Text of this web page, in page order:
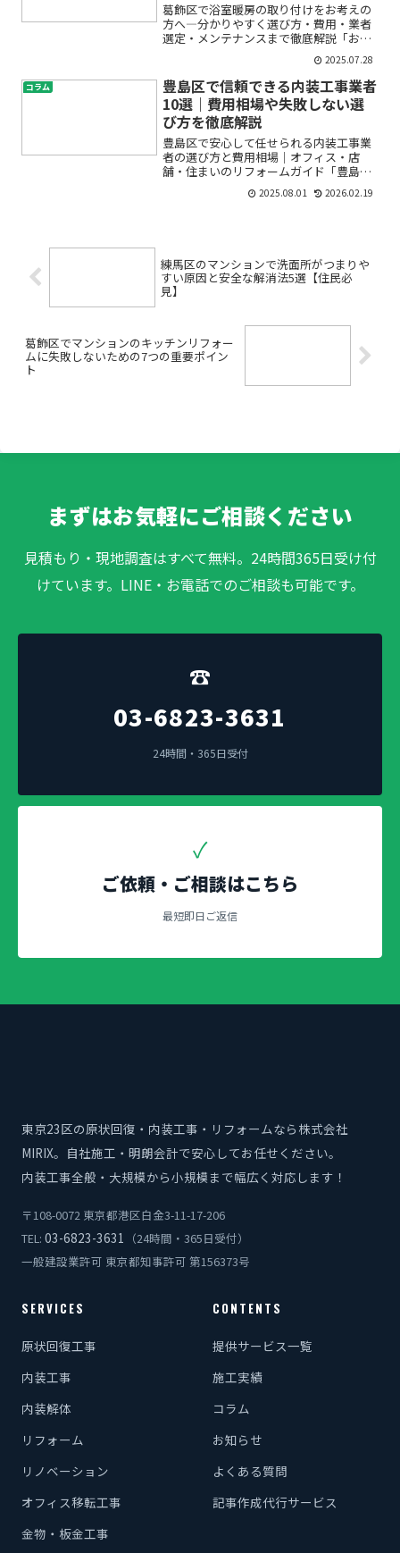
葛飾区で浴室暖房の取り付けをお考えの
方へ―分かりやすく選び方・費用・業者
選定・メンテナンスまで徹底解説「お風
呂が寒くてつらい」「ヒートショックが
心配」「浴室暖房を付けたいけど費用や
業者選びが不安」――葛飾区にお住まいで、
浴室暖房の取付や交換...
2025.07.28
コラム
豊島区で信頼できる内装工事業者
10選｜費用相場や失敗しない選
び方を徹底解説
豊島区で安心して任せられる内装工事業
者の選び方と費用相場｜オフィス・店
舗・住まいのリフォームガイド「豊島区
で内装工事やリフォームをお願いしたい
けれど、初めてで不安…」「どんな業者
2025.08.01 2026.02.19
練馬区のマンションで洗面所がつまりや
すい原因と安全な解消法5選【住民必
見】
葛飾区でマンションのキッチンリフォー
ムに失敗しないための7つの重要ポイン
ト
まずはお気軽にご相談ください
見積もり・現地調査はすべて無料。24時間365日受け付
けています。LINE・お電話でのご相談も可能です。
☎
03-6823-3631
24時間・365日受付
✓
ご依頼・ご相談はこちら
最短即日ご返信
東京23区の原状回復・内装工事・リフォームなら株式会社
MIRIX。自社施工・明朗会計で安心してお任せください。
内装工事全般・大規模から小規模まで幅広く対応します！
〒108-0072 東京都港区白金3-11-17-206
TEL: 03-6823-3631
（24時間・365日受付）
一般建設業許可 東京都知事許可 第156373号
SERVICES
原状回復工事
内装工事
内装解体
リフォーム
リノベーション
オフィス移転工事
金物・板金工事
CONTENTS
提供サービス一覧
施工実績
コラム
お知らせ
よくある質問
記事作成代行サービス